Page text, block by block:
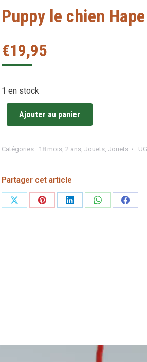
Puppy le chien Hape
€19,95
1 en stock
Ajouter au panier
Catégories : 18 mois, 2 ans, Jouets, Jouets
Partager cet article
PartagerPartagerPartagerPartager